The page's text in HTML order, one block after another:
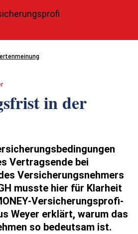
in der
Vertragsende bei
Versicherungsnehmers
musste hier für Klarheit
Versicherungsprofi-
Weyer erklärt, warum das
so bedeutsam ist.